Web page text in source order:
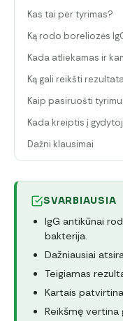
Kas tai per tyrimas?
Ką rodo boreliozės
Kada atliekamas ir
Ką gali reikšti
Kaip pasiruošti
Kada kreiptis į
Dažni klausimai
SVARBIAUSIA
IgG antikūnai
bakterija.
Dažniausiai
Teigiamas
Kartais
Reikšmę vertina